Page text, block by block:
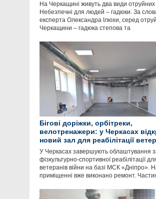
На Черкащині живуть два види отруйних
Небезпечні для людей – гадюки. За
експерта Олександра Ілюхи, серед
Черкащини – гадюка степова та
Бігові доріжки, орбітреки,
велотренажери: у Черкасах
новий зал для реабілітації
У Черкасах завершують облаштування
фізкультурно-спортивної реабілітації
ветеранів війни на базі МСК «Дніпро».
приміщенні вже виконано ремонт.